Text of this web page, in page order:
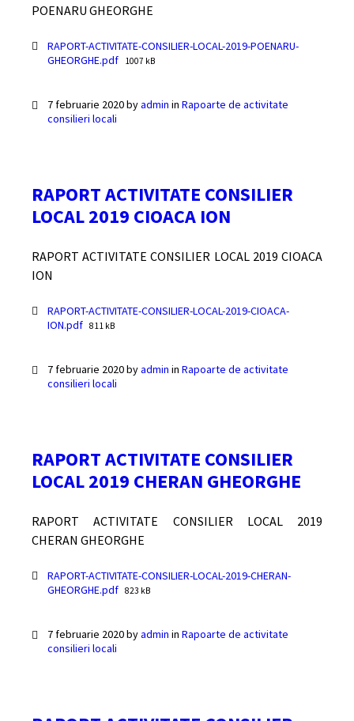
POENARU GHEORGHE
Documente
RAPORT-ACTIVITATE-CONSILIER-LOCAL-2019-POENARU-
GHEORGHE.pdf File
1007 kB
7 februarie 2020byadmin in Rapoarte de activitate
consilieri locali
RAPORT ACTIVITATE CONSILIER
LOCAL 2019 CIOACA ION
RAPORT ACTIVITATE CONSILIER LOCAL 2019 CIOACA
ION
Documente
RAPORT-ACTIVITATE-CONSILIER-LOCAL-2019-CIOACA-
ION.pdf File
811 kB
7 februarie 2020byadmin in Rapoarte de activitate
consilieri locali
RAPORT ACTIVITATE CONSILIER
LOCAL 2019 CHERAN GHEORGHE
RAPORT ACTIVITATE CONSILIER LOCAL 2019
CHERAN GHEORGHE
Documente
RAPORT-ACTIVITATE-CONSILIER-LOCAL-2019-CHERAN-
GHEORGHE.pdf File
823 kB
7 februarie 2020byadmin in Rapoarte de activitate
consilieri locali